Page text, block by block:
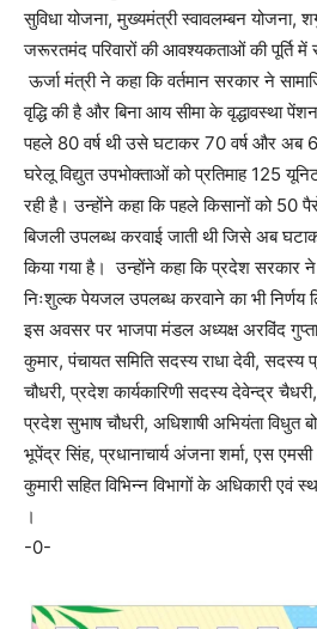
सुविधा योजना, मुख्यमंत्री स्वावलम्बन
जरूरतमंद परिवारों की आवश्यकताओं की पूर्ति में
ऊर्जा मंत्री ने कहा कि वर्तमान सरकार ने
वृद्धि की है और बिना आय सीमा के वृद्धावस्था
पहले 80 वर्ष थी उसे घटाकर 70 वर्ष और अब
घरेलू विद्युत उपभोक्ताओं को प्रतिमाह 125
रही है। उन्होंने कहा कि पहले किसानों को 50
बिजली उपलब्ध करवाई जाती थी जिसे अब
किया गया है। उन्होंने कहा कि प्रदेश सरकार ने
निःशुल्क पेयजल उपलब्ध करवाने का भी निर्णय
इस अवसर पर भाजपा मंडल अध्यक्ष अरविंद
कुमार, पंचायत समिति सदस्य राधा देवी, सदस्य
चौधरी, प्रदेश कार्यकारिणी सदस्य देवेन्द्र
प्रदेश सुभाष चौधरी, अधिशाषी अभियंता विधुत
भूपेंद्र सिंह, प्रधानाचार्य अंजना शर्मा, एस
कुमारी सहित विभिन्न विभागों के अधिकारी एवं
।
-0-